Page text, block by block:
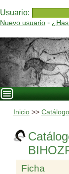
Usuario:
Nuevo usuario -
Inicio>>
Ficha